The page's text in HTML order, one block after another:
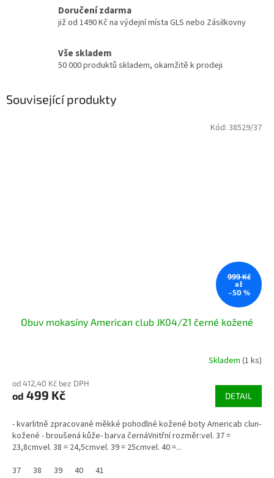
Doručení zdarma
již od 1490 Kč na výdejní místa GLS nebo Zásilkovny
Vše skladem
50 000 produktů skladem, okamžitě k prodeji
Související produkty
999 Kč
až
–50 %
Obuv mokasíny American club JK04/21 černé kožené
Skladem (1 ks)
od 412,40 Kč bez DPH
od 499 Kč DETAIL
- kvarlitně zpracované měkké pohodlné kožené boty Americab clun-
kožené - broušená kůže- barva černáVnitřní rozměr:vel. 37 =
23,8cmvel. 38 = 24,5cmvel. 39 = 25cmvel. 40 =...
37
38 39 40 41
Kód: 38529/37